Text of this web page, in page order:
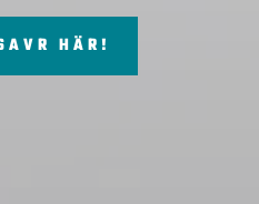
HÄR!